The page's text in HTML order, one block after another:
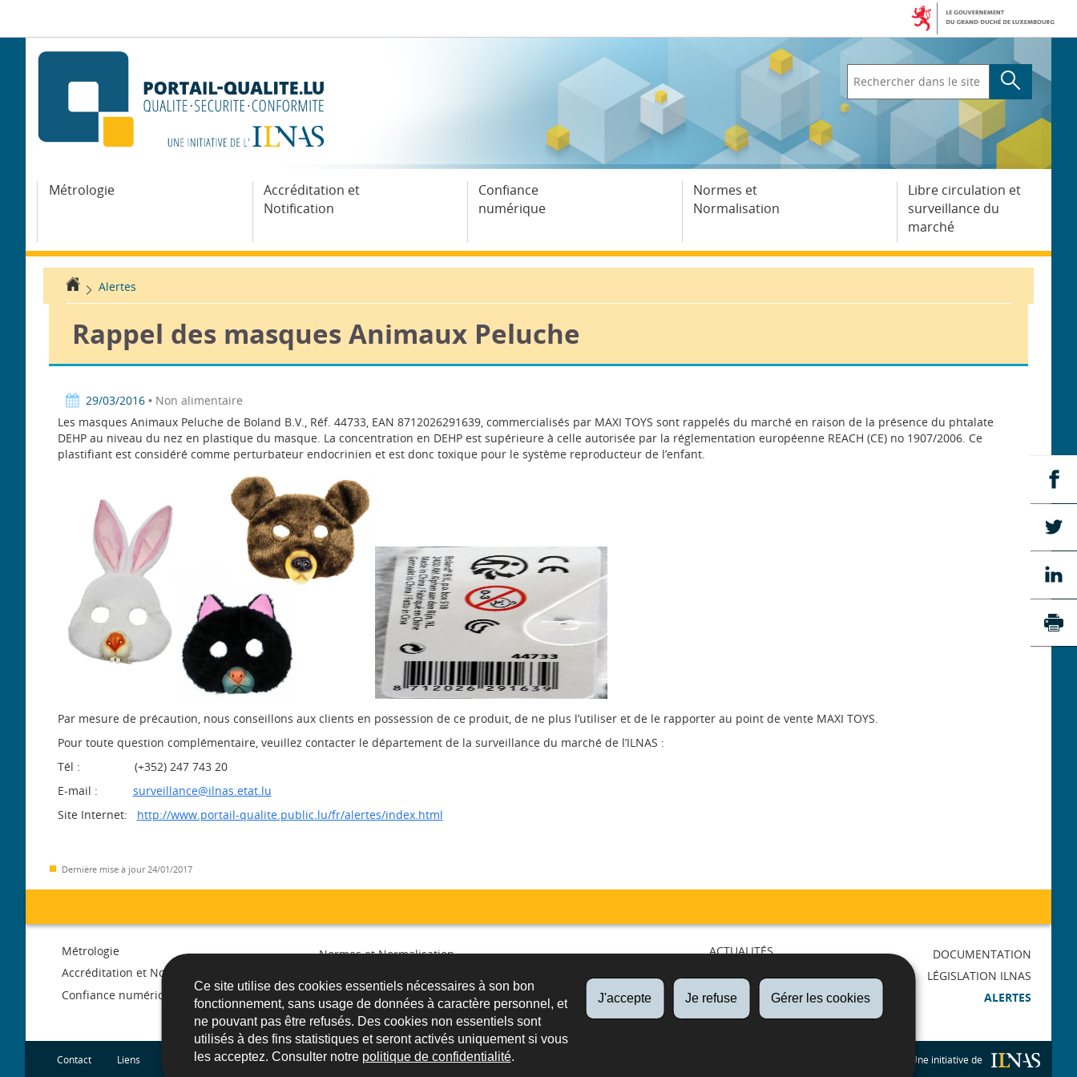
Ce site utilise des cookies essentiels nécessaires à son bon
fonctionnement, sans usage de données à caractère personnel, et
ne pouvant pas être refusés. Des cookies non essentiels sont
utilisés à des fins statistiques et seront activés uniquement si vous
les acceptez. Consulter notre politique de confidentialité.
J'accepte Je refuse Gérer les cookies
la
navigation
contenu
dans
le
Métrologie
Accréditation et
Notification
Confiance
numérique
Normes et
Normalisation
Libre circulation et
surveillance du
marché
Accueil
Alertes
Rappel des masques Animaux Peluche
29/03/2016• Non alimentaire
Les masques Animaux Peluche de Boland B.V., Réf. 44733, EAN 8712026291639, commercialisés par MAXI TOYS sont rappelés du marché en raison de la présence du phtalate
DEHP au niveau du nez en plastique du masque. La concentration en DEHP est supérieure à celle autorisée par la réglementation européenne REACH (CE) no 1907/2006. Ce
plastifiant est considéré comme perturbateur endocrinien et est donc toxique pour le système reproducteur de l’enfant.
Par mesure de précaution, nous conseillons aux clients en possession de ce produit, de ne plus l’utiliser et de le rapporter au point de vente MAXI TOYS.
Pour toute question complémentaire, veuillez contacter le département de la surveillance du marché de l’ILNAS :
Tél : (+352) 247 743 20
E-mail : surveillance@ilnas.etat.lu
Site Internet: http://www.portail-qualite.public.lu/fr/alertes/index.html
Dernière mise à jour 24/01/2017
Menu
de
Métrologie
Accréditation et Notification
Confiance numérique
Normes et Normalisation
marché
ACTUALITÉS
FORMATIONS
PUBLICATIONS
DOCUMENTATION
LÉGISLATION ILNAS
ALERTES
Une initiative de
Contact Liens Plan du site A propos du site Accessibilité Aspects légaux Newsletter